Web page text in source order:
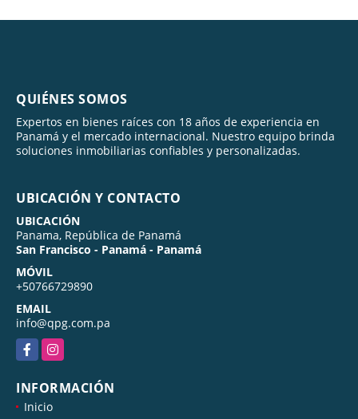
QUIÉNES SOMOS
Expertos en bienes raíces con 18 años de experiencia en
Panamá y el mercado internacional. Nuestro equipo brinda
soluciones inmobiliarias confiables y personalizadas.
UBICACIÓN Y CONTACTO
UBICACIÓN
Panama, República de Panamá
San Francisco - Panamá - Panamá
MÓVIL
+50766729890
EMAIL
info@qpg.com.pa
FacebookInstagram
INFORMACIÓN
Inicio